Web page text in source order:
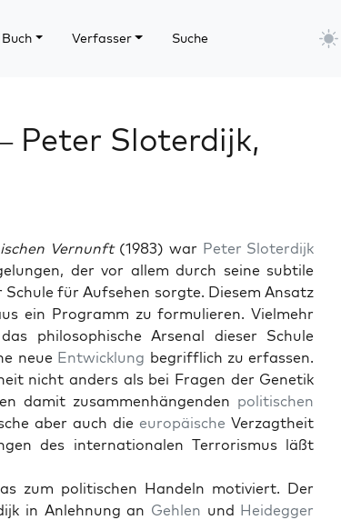
Buch Verfasser Suche
Peter Sloterdijk,
Ver­nun­ft (1983) war Peter Slo­ter­dijk
der vor allem durch seine sub­tile
für Auf­se­hen sorgte. Diesem Ansatz
ein Pro­gramm zu for­mulieren. Vielmehr
philosophis­che Arse­nal dieser Schule
neue Entwick­lung begrif­flich zu erfassen.
nicht anders als bei Fra­gen der Genetik
damit zusam­men­hän­gen­den poli­tis­chen
aber auch die europäis­che Verza­gth­eit
des inter­na­tionalen Ter­ror­is­mus läßt
zum poli­tis­chen Han­deln motiviert. Der
in Anlehnung an Gehlen und Hei­deg­ger